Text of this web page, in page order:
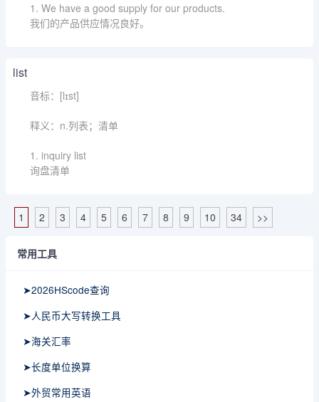
1. We have a good supply for our products.
我们的产品供应情况良好。
list
音标：[lɪst]
释义：n.列表；清单
1. inquiry list
询盘清单
1 2 3 4 5 6 7 8 9 10 34 >>
常用工具
➤2026HScode查询
➤人民币大写转换工具
➤海关汇率
➤长度单位换算
➤外贸常用英语